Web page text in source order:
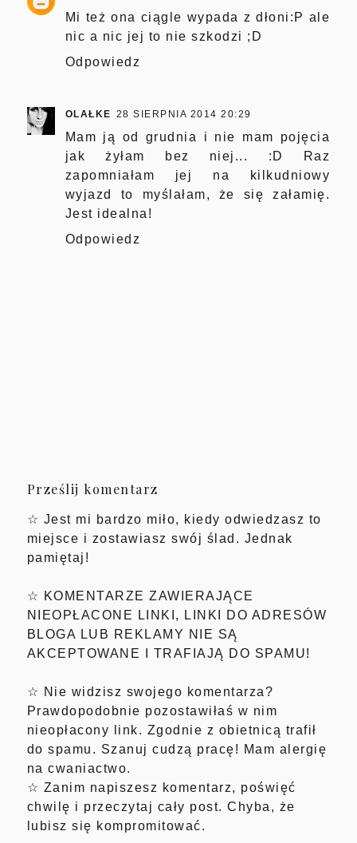
Mi też ona ciągle wypada z dłoni:P ale
nic a nic jej to nie szkodzi ;D
Odpowiedz
OLAŁKE 28 SIERPNIA 2014 20:29
Mam ją od grudnia i nie mam pojęcia
jak żyłam bez niej... :D Raz
zapomniałam jej na kilkudniowy
wyjazd to myślałam, że się załamię.
Jest idealna!
Odpowiedz
Prześlij komentarz
☆ Jest mi bardzo miło, kiedy odwiedzasz to
miejsce i zostawiasz swój ślad. Jednak
pamiętaj!
☆ KOMENTARZE ZAWIERAJĄCE
NIEOPŁACONE LINKI, LINKI DO ADRESÓW
BLOGA LUB REKLAMY NIE SĄ
AKCEPTOWANE I TRAFIAJĄ DO SPAMU!
☆ Nie widzisz swojego komentarza?
Prawdopodobnie pozostawiłaś w nim
nieopłacony link. Zgodnie z obietnicą trafił
do spamu. Szanuj cudzą pracę! Mam alergię
na cwaniactwo.
☆ Zanim napiszesz komentarz, poświęć
chwilę i przeczytaj cały post. Chyba, że
lubisz się kompromitować.